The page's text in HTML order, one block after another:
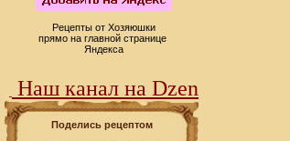
Рецепты от Хозяюшки
прямо на главной странице
Яндекса
Наш канал на Dzen
Поделись рецептом